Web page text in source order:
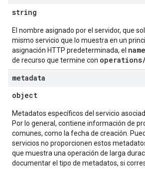
string
El nombre asignado por el servidor, que
mismo servicio que lo muestra en un
asignación HTTP predeterminada, el name
de recurso que termine con
metadata
object
Metadatos específicos del servicio
Por lo general, contiene información de
comunes, como la fecha de creación.
servicios no proporcionen estos
que muestra una operación de larga
documentar el tipo de metadatos, si